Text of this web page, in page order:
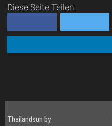
Diese Seite Teilen:
Thailandsun by